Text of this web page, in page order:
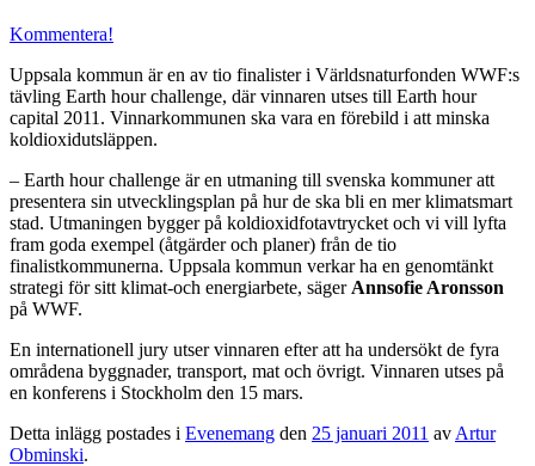
Kommentera!
Uppsala kommun är en av tio finalister i Världsnaturfonden WWF:s
tävling Earth hour challenge, där vinnaren utses till Earth hour
capital 2011. Vinnarkommunen ska vara en förebild i att minska
koldioxidutsläppen.
– Earth hour challenge är en utmaning till svenska kommuner att
presentera sin utvecklingsplan på hur de ska bli en mer klimatsmart
stad. Utmaningen bygger på koldioxidfotavtrycket och vi vill lyfta
fram goda exempel (åtgärder och planer) från de tio
finalistkommunerna. Uppsala kommun verkar ha en genomtänkt
strategi för sitt klimat-och energiarbete, säger Annsofie Aronsson
på WWF.
En internationell jury utser vinnaren efter att ha undersökt de fyra
områdena byggnader, transport, mat och övrigt. Vinnaren utses på
en konferens i Stockholm den 15 mars.
Detta inlägg postades i Evenemang den 25 januari 2011 av Artur
Obminski.